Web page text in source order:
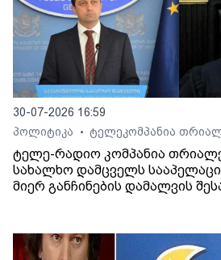
30-07-2026 16:59
პოლიტიკა
• ტელეკომპანია
ტელე-რადიო კომპანია
სახალხო დამცველს
მიერ განჩინების დამალვის